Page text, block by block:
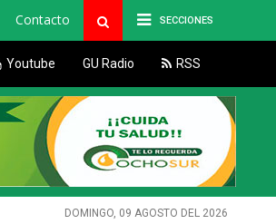
SECCIONES
Contacto
Youtube GU Radio RSS
DOMINGO, 09 AGOSTO DEL 2026